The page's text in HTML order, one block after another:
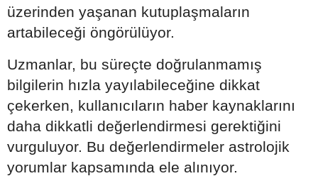
üzerinden yaşanan kutuplaşmaların
artabileceği öngörülüyor.
Uzmanlar, bu süreçte doğrulanmamış
bilgilerin hızla yayılabileceğine dikkat
çekerken, kullanıcıların haber kaynaklarını
daha dikkatli değerlendirmesi gerektiğini
vurguluyor. Bu değerlendirmeler astrolojik
yorumlar kapsamında ele alınıyor.